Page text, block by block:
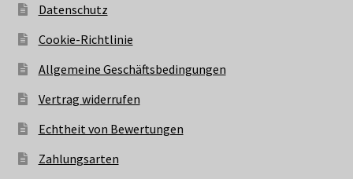
Datenschutz
Cookie-Richtlinie
Allgemeine Geschäftsbedingungen
Vertrag widerrufen
Echtheit von Bewertungen
Zahlungsarten